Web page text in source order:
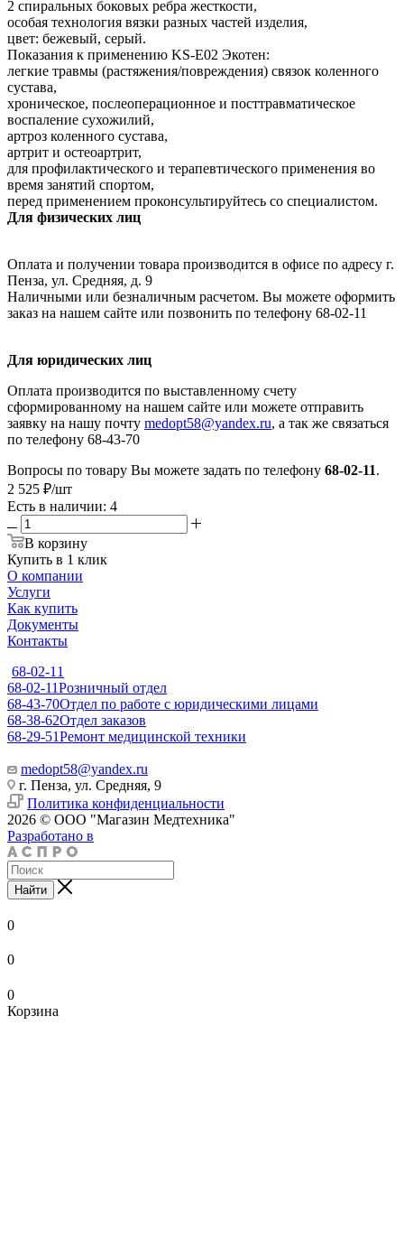
2 спиральных боковых ребра жесткости,
особая технология вязки разных частей изделия,
цвет: бежевый, серый.
Показания к применению KS-E02 Экотен:
легкие травмы (растяжения/повреждения) связок коленного
сустава,
хроническое, послеоперационное и посттравматическое
воспаление сухожилий,
артроз коленного сустава,
артрит и остеоартрит,
для профилактического и терапевтического применения во
время занятий спортом,
перед применением проконсультируйтесь со специалистом.
Для физических лиц
Оплата и получении товара производится в офисе по адресу г.
Пенза, ул. Средняя, д. 9
Наличными или безналичным расчетом. Вы можете оформить
заказ на нашем сайте или позвонить по телефону 68-02-11
Для юридических лиц
Оплата производится по выставленному счету
сформированному на нашем сайте или можете отправить
заявку на нашу почту medopt58@yandex.ru, а так же связаться
по телефону 68-43-70
Вопросы по товару Вы можете задать по телефону 68-02-11.
2 525 ₽/шт
Есть в наличии: 4
В корзину
Купить в 1 клик
О компании
Услуги
Как купить
Документы
Контакты
68-02-11
68-02-11Розничный отдел
68-43-70Отдел по работе с юридическими лицами
68-38-62Отдел заказов
68-29-51Ремонт медицинской техники
medopt58@yandex.ru
г. Пенза, ул. Средняя, 9
Политика конфиденциальности
2026 © ООО "Магазин Медтехника"
Разработано в
Найти
0
0
0
Корзина